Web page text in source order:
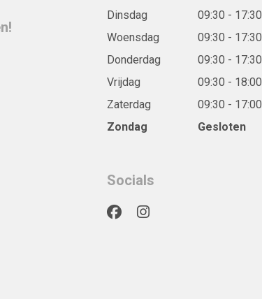
Dinsdag
09:30 - 17:30
Woensdag
09:30 - 17:30
Donderdag
09:30 - 17:30
Vrijdag
09:30 - 18:00
Zaterdag
09:30 - 17:00
Zondag
Gesloten
Socials